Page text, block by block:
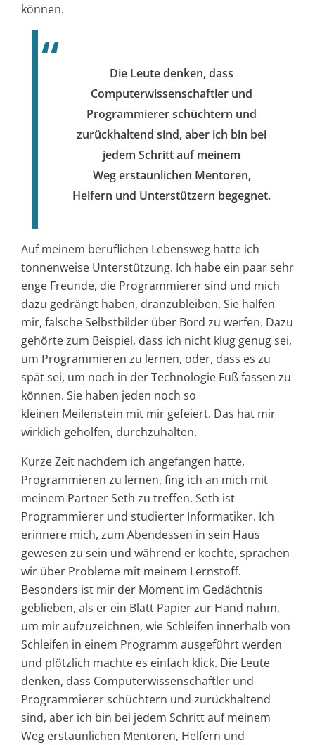
können.
Die Leute denken, dass
Computerwissenschaftler und
Programmierer schüchtern und
zurückhaltend sind, aber ich bin bei
jedem Schritt auf meinem
Weg erstaunlichen Mentoren,
Helfern und Unterstützern begegnet.
Auf meinem beruflichen Lebensweg hatte ich
tonnenweise Unterstützung. Ich habe ein paar sehr
enge Freunde, die Programmierer sind und mich
dazu gedrängt haben, dranzubleiben. Sie halfen
mir, falsche Selbstbilder über Bord zu werfen. Dazu
gehörte zum Beispiel, dass ich nicht klug genug sei,
um Programmieren zu lernen, oder, dass es zu
spät sei, um noch in der Technologie Fuß fassen zu
können. Sie haben jeden noch so
kleinen Meilenstein mit mir gefeiert. Das hat mir
wirklich geholfen, durchzuhalten.
Kurze Zeit nachdem ich angefangen hatte,
Programmieren zu lernen, fing ich an mich mit
meinem Partner Seth zu treffen. Seth ist
Programmierer und studierter Informatiker. Ich
erinnere mich, zum Abendessen in sein Haus
gewesen zu sein und während er kochte, sprachen
wir über Probleme mit meinem Lernstoff.
Besonders ist mir der Moment im Gedächtnis
geblieben, als er ein Blatt Papier zur Hand nahm,
um mir aufzuzeichnen, wie Schleifen innerhalb von
Schleifen in einem Programm ausgeführt werden
und plötzlich machte es einfach klick. Die Leute
denken, dass Computerwissenschaftler und
Programmierer schüchtern und zurückhaltend
sind, aber ich bin bei jedem Schritt auf meinem
Weg erstaunlichen Mentoren, Helfern und